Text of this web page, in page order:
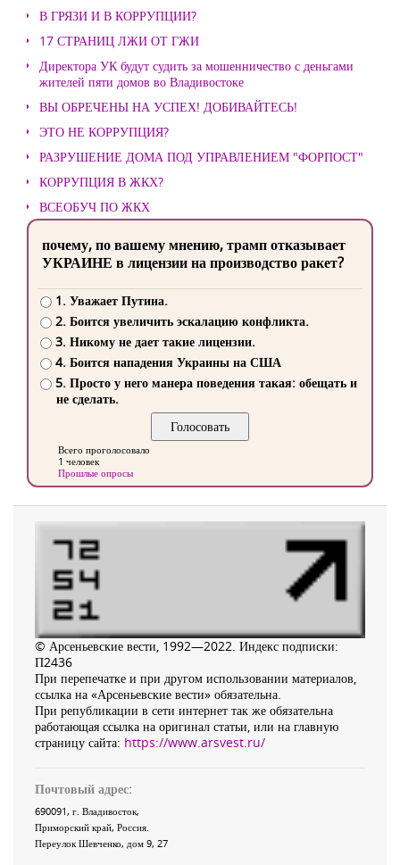
В ГРЯЗИ И В КОРРУПЦИИ?
17 СТРАНИЦ ЛЖИ ОТ ГЖИ
Директора УК будут судить за мошенничество с деньгами
жителей пяти домов во Владивостоке
ВЫ ОБРЕЧЕНЫ НА УСПЕХ! ДОБИВАЙТЕСЬ!
ЭТО НЕ КОРРУПЦИЯ?
РАЗРУШЕНИЕ ДОМА ПОД УПРАВЛЕНИЕМ "ФОРПОСТ"
КОРРУПЦИЯ В ЖКХ?
ВСЕОБУЧ ПО ЖКХ
почему, по вашему мнению, трамп отказывает
УКРАИНЕ в лицензии на производство ракет?
1. Уважает Путина.
2. Боится увеличить эскалацию конфликта.
3. Никому не дает такие лицензии.
4. Боится нападения Украины на США
5. Просто у него манера поведения такая: обещать и
не сделать.
Всего проголосовало
1 человек
Прошлые опросы
© Арсеньевские вести, 1992—2022. Индекс подписки:
П2436
При перепечатке и при другом использовании материалов,
ссылка на «Арсеньевские вести» обязательна.
При републикации в сети интернет так же обязательна
работающая ссылка на оригинал статьи, или на главную
страницу сайта: https://www.arsvest.ru/
Почтовый адрес:
690091, г. Владивосток,
Приморский край, Россия
Переулок Шевченко, дом 9, 27